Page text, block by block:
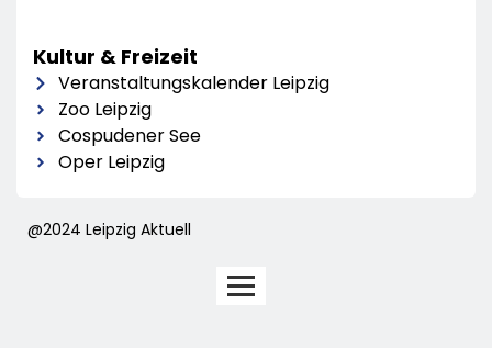
Kultur & Freizeit
Veranstaltungskalender Leipzig
Zoo Leipzig
Cospudener See
Oper Leipzig
@2024 Leipzig Aktuell